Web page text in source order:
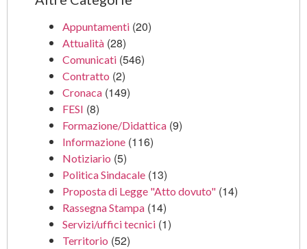
Appuntamenti (20)
Attualità (28)
Comunicati (546)
Contratto (2)
Cronaca (149)
FESI (8)
Formazione/Didattica (9)
Informazione (116)
Notiziario (5)
Politica Sindacale (13)
Proposta di Legge "Atto dovuto" (14)
Rassegna Stampa (14)
Servizi/uffici tecnici (1)
Territorio (52)